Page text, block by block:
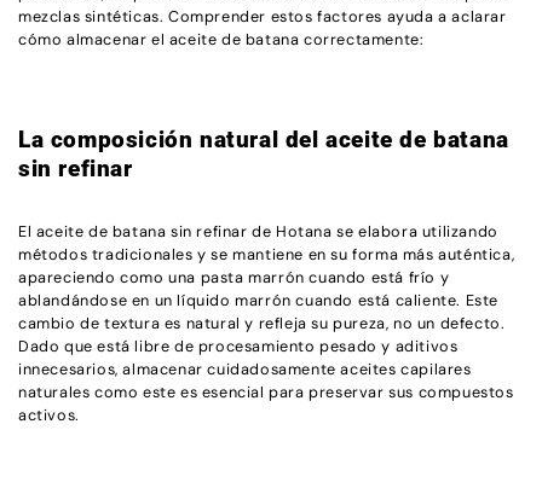
mezclas sintéticas. Comprender estos factores ayuda a aclarar
cómo almacenar el aceite de batana correctamente:
La composición natural del aceite de batana
sin refinar
El aceite de batana sin refinar de Hotana se elabora utilizando
métodos tradicionales y se mantiene en su forma más auténtica,
apareciendo como una pasta marrón cuando está frío y
ablandándose en un líquido marrón cuando está caliente. Este
cambio de textura es natural y refleja su pureza, no un defecto.
Dado que está libre de procesamiento pesado y aditivos
innecesarios, almacenar cuidadosamente aceites capilares
naturales como este es esencial para preservar sus compuestos
activos.